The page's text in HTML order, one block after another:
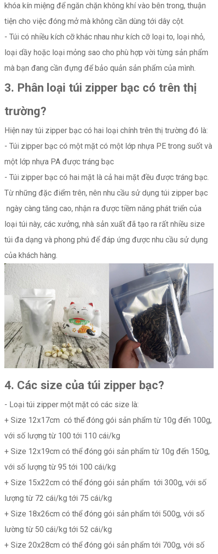
khóa kín miệng để ngăn chặn không khí vào bên trong, thuận
tiện cho việc đóng mở mà không cần dùng tới dây cột.
- Túi có nhiều kích cỡ khác nhau như kích cỡ loại to, loại nhỏ,
loại dầy hoặc loại mỏng sao cho phù hợp vời từng sản phẩm
mà bạn đang cần đựng để bảo quản sản phẩm của mình.
3. Phân loại túi zipper bạc có trên thị
trường?
Hiện nay túi zipper bạc có hai loại chính trên thị trường đó là:
- Túi zipper bạc có một mặt có một lớp nhựa PE trong suốt và
một lớp nhựa PA được tráng bạc
- Túi zipper bạc có hai mặt là cả hai mặt đều được tráng bạc.
Từ những đặc điểm trên, nên nhu cầu sử dụng túi zipper bạc
ngày càng tăng cao, nhận ra được tiềm năng phát triển của
loại túi này, các xưởng, nhà sản xuất đã tạo ra rất nhiều size
túi đa dạng và phong phú để đáp ứng được nhu cầu sử dụng
của khách hàng.
4. Các size của túi zipper bạc?
- Loại túi zipper một mặt có các size là:
+ Size 12x17cm có thể đóng gói sản phẩm từ 10g đến 100g,
với số lượng từ 100 tới 110 cái/kg
+ Size 12x19cm có thể đóng gói sản phẩm từ 10g đến 150g,
với số lượng từ 95 tới 100 cái/kg
+ Size 15x22cm có thể đóng gói sản phẩm tới 300g, với số
lượng từ 72 cái/kg tới 75 cái/kg
+ Size 18x26cm có thể đóng gói sản phẩm tới 500g, với số
lường từ 50 cái/kg tới 52 cái/kg
+ Size 20x28cm có thể đóng gói sản phẩm tới 700g, với số